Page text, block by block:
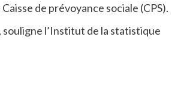
de prévoyance sociale (CPS).
souligne l’Institut de la statistique